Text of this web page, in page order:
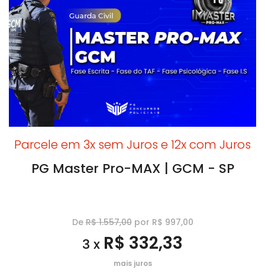
Parcele em 3x sem Juros e 12x com Juros
PG Master Pro-MAX | GCM - SP
DeR$ 1.557,00por R$ 997,00
3 x R$ 332,33
mais juros